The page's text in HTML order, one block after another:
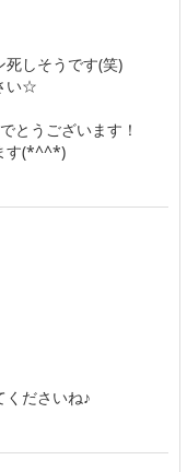
しそうです(笑)
い☆
とうございます！
す(*^^*)
くださいね♪